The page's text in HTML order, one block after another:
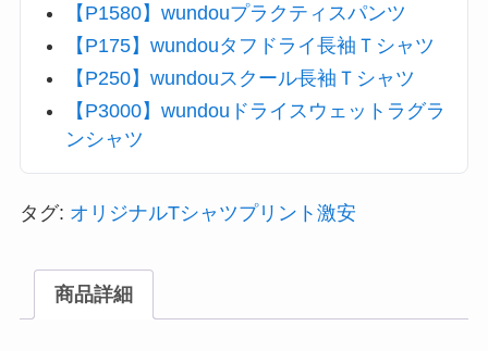
【P1580】wundouプラクティスパンツ
【P175】wundouタフドライ長袖Ｔシャツ
【P250】wundouスクール長袖Ｔシャツ
【P3000】wundouドライスウェットラグラ
ンシャツ
タグ: オリジナルTシャツプリント激安
商品詳細